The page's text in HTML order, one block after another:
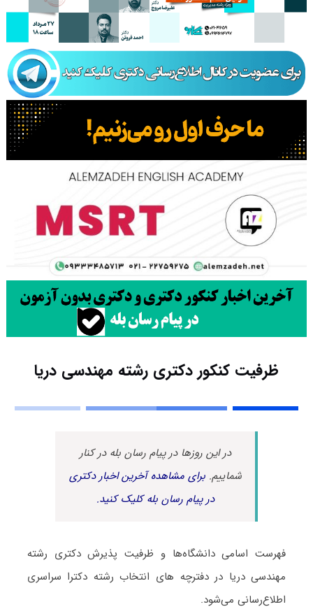
ظرفیت کنکور دکتری رشته ﻣﻬﻨﺪسی درﻳﺎ
در این روزها در پیام رسان بله در کنار
شماییم.برای مشاهده آخرین اخبار دکتری
در پیام رسان بله کلیک کنید.
فهرست اسامی دانشگاه‌ها و ظرفیت پذیرش دکتری رشته
ﻣﻬﻨﺪسی درﻳﺎ در دفترچه های انتخاب رشته دکترا سراسری
اطلاع‌رسانی می‌شود.